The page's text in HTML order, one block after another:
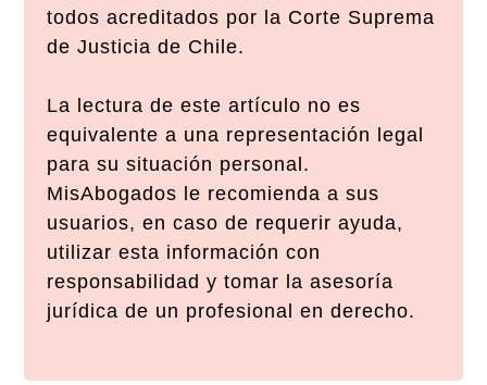
todos acreditados por la Corte Suprema
de Justicia de Chile.
La lectura de este artículo no es
equivalente a una representación legal
para su situación personal.
MisAbogados le recomienda a sus
usuarios, en caso de requerir ayuda,
utilizar esta información con
responsabilidad y tomar la asesoría
jurídica de un profesional en derecho.